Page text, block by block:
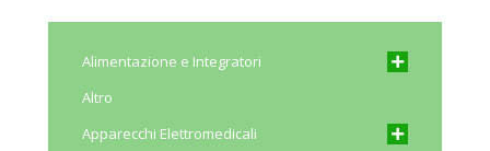
Alimentazione e Integratori
Altro
Apparecchi Elettromedicali